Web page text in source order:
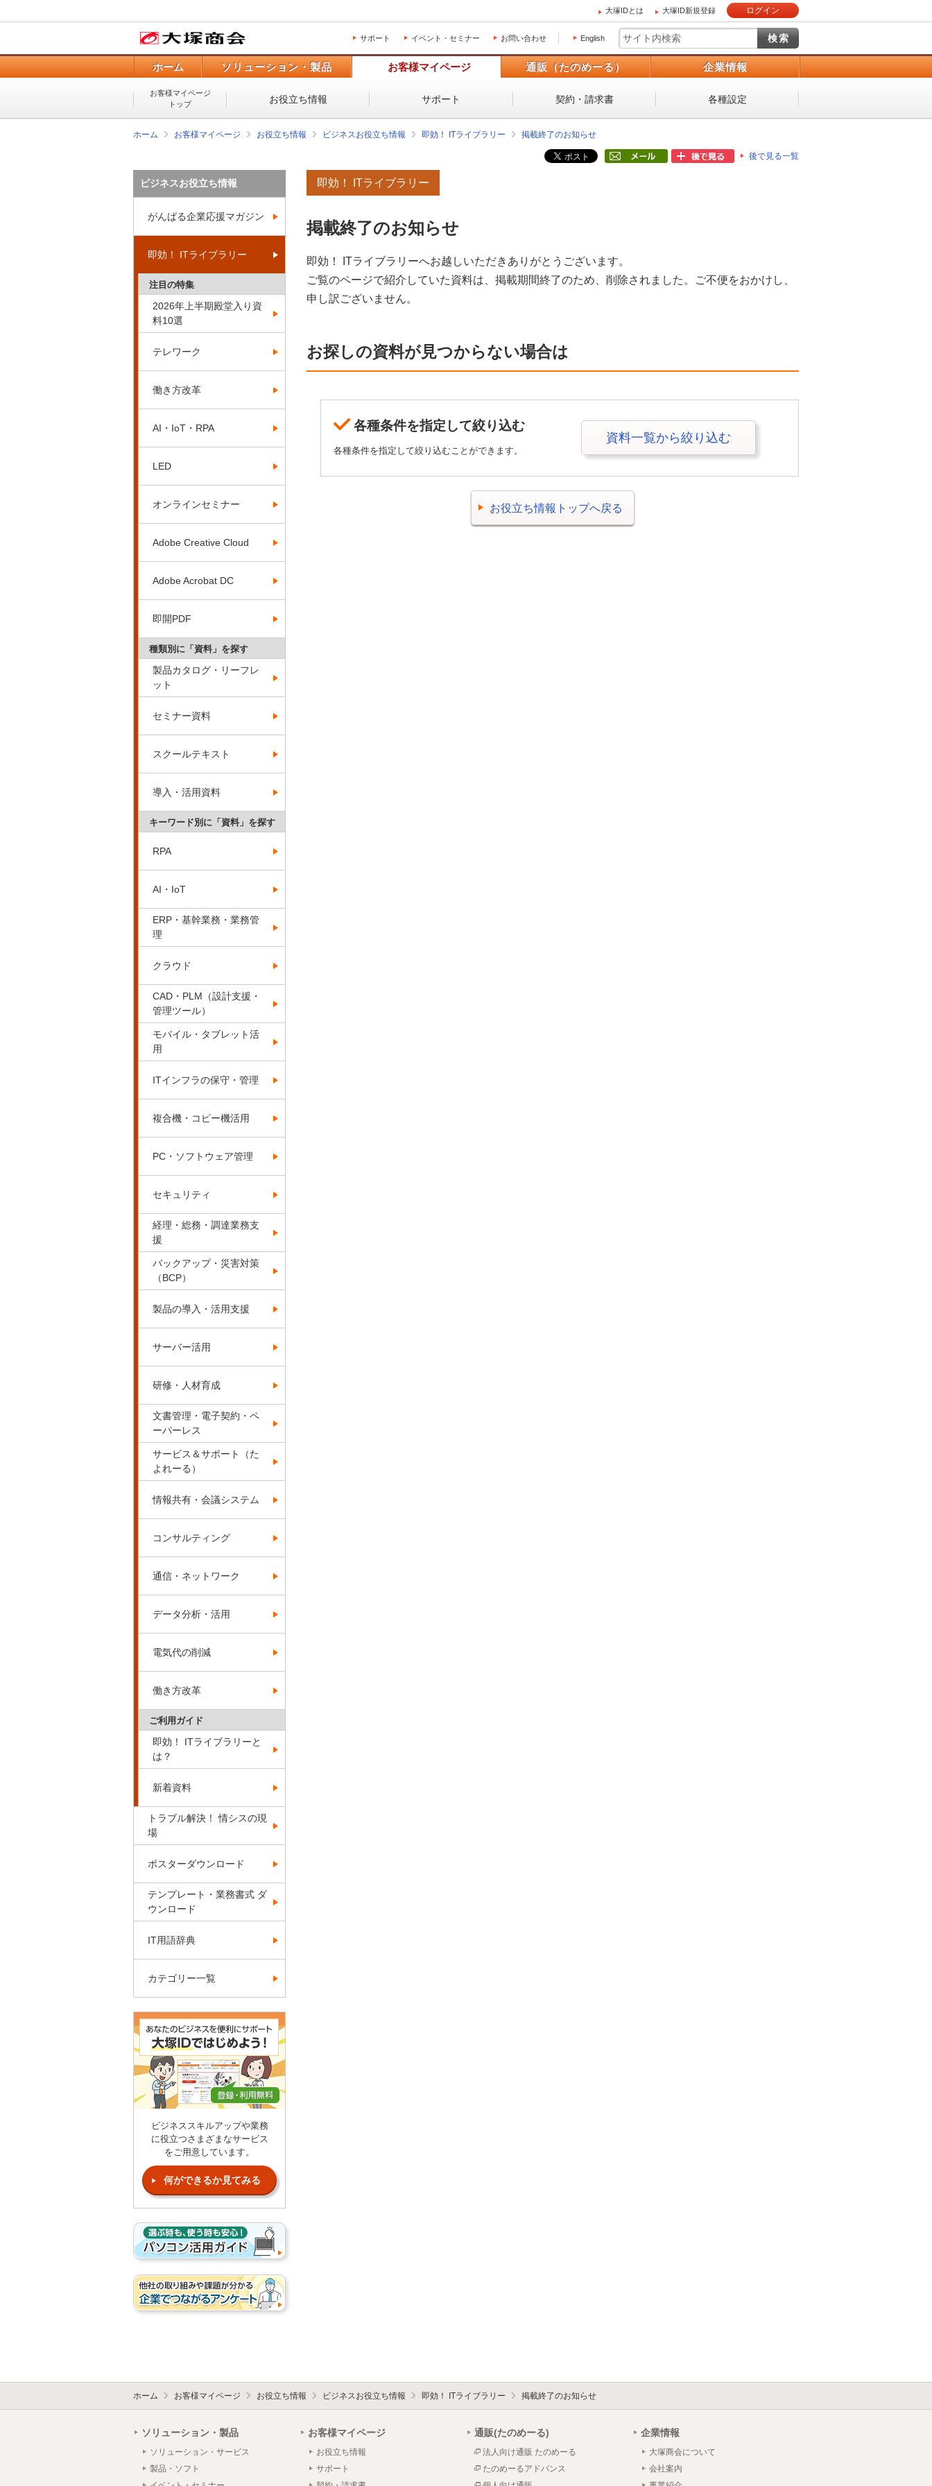
大塚IDとは 大塚ID新規登録 ログイン
サポート イベント・セミナー お問い合わせ English
ホーム ソリューション・製品 お客様マイページ 通販（たのめーる） 企業情報
お客様マイページ
トップ
お役立ち情報 サポート 契約・請求書 各種設定
ホーム お客様マイページ お役立ち情報 ビジネスお役立ち情報 即効！ ITライブラリー 掲載終了のお知らせ
後で見る一覧
即効！ ITライブラリー
掲載終了のお知らせ
即効！ ITライブラリーへお越しいただきありがとうございます。
ご覧のページで紹介していた資料は、掲載期間終了のため、削除されました。ご不便をおかけし、
申し訳ございません。
お探しの資料が見つからない場合は
各種条件を指定して絞り込む
各種条件を指定して絞り込むことができます。
資料一覧から絞り込む
お役立ち情報トップへ戻る
ビジネスお役立ち情報
がんばる企業応援マガジン
即効！ ITライブラリー
注目の特集
2026年上半期殿堂入り資
料10選
テレワーク
働き方改革
AI・IoT・RPA
LED
オンラインセミナー
Adobe Creative Cloud
Adobe Acrobat DC
即開PDF
種類別に「資料」を探す
製品カタログ・リーフレ
ット
セミナー資料
スクールテキスト
導入・活用資料
キーワード別に「資料」を探す
RPA
AI・IoT
ERP・基幹業務・業務管
理
クラウド
CAD・PLM（設計支援・
管理ツール）
モバイル・タブレット活
用
ITインフラの保守・管理
複合機・コピー機活用
PC・ソフトウェア管理
セキュリティ
経理・総務・調達業務支
援
バックアップ・災害対策
（BCP）
製品の導入・活用支援
サーバー活用
研修・人材育成
文書管理・電子契約・ペ
ーパーレス
サービス＆サポート（た
よれーる）
情報共有・会議システム
コンサルティング
通信・ネットワーク
データ分析・活用
電気代の削減
働き方改革
ご利用ガイド
即効！ ITライブラリーと
は？
新着資料
トラブル解決！ 情シスの現
場
ポスターダウンロード
テンプレート・業務書式 ダ
ウンロード
IT用語辞典
カテゴリー一覧
ビジネススキルアップや業務
に役立つさまざまなサービス
をご用意しています。
何ができるか見てみる
ホーム お客様マイページ お役立ち情報 ビジネスお役立ち情報 即効！ ITライブラリー 掲載終了のお知らせ
ソリューション・製品
ソリューション・サービス
製品・ソフト
お客様マイページ
お役立ち情報
サポート
通販(たのめーる)
法人向け通販 たのめーる
たのめーるアドバンス
企業情報
大塚商会について
会社案内